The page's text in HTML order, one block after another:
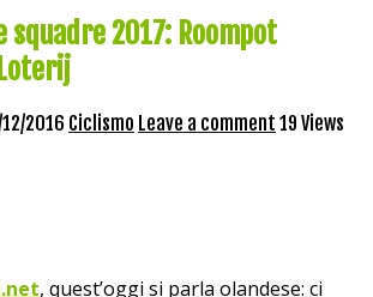
squadre 2017: Roompot
2016 Ciclismo Leave a comment 19 Views
, quest’oggi si parla olandese: ci